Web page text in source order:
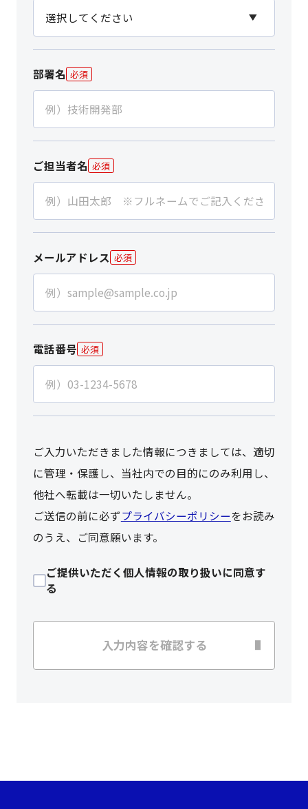
部署名 必須
ご担当者名 必須
メールアドレス 必須
電話番号 必須
ご入力いただきました情報につきましては、適切
に管理・保護し、当社内での目的にのみ利用し、
他社へ転載は一切いたしません。
ご送信の前に必ずプライバシーポリシーをお読み
のうえ、ご同意願います。
ご提供いただく個人情報の取り扱いに同意す
る
入力内容を確認する